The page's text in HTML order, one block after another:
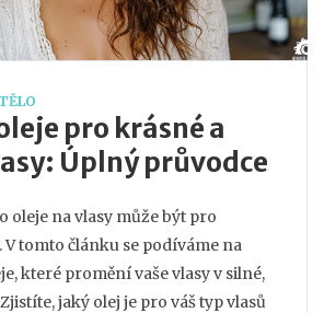
pro krásné a
Úplný průvodce
oleje na vlasy může být pro
tomto článku se podíváme na
které promění vaše vlasy v silné,
jaký olej je pro váš typ vlasů